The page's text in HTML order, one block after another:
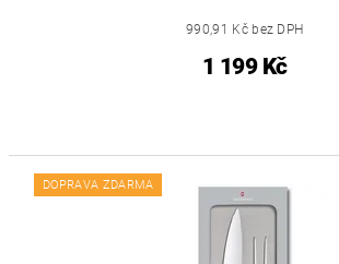
990,91 Kč bez DPH
1 199 Kč
DOPRAVA ZDARMA